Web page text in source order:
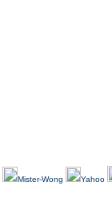
Mister-Wong Yahoo